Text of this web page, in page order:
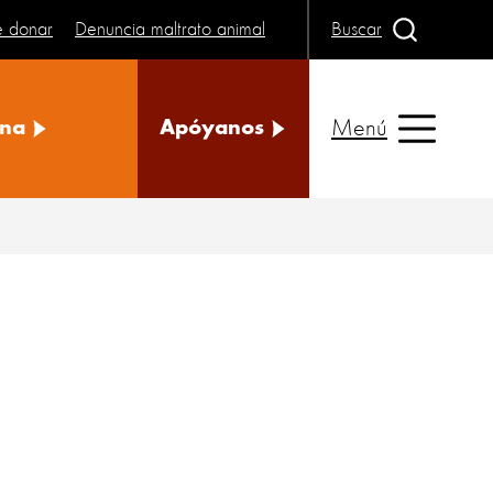
donar Denuncia maltrato animal Buscar
Apóyanos Menú